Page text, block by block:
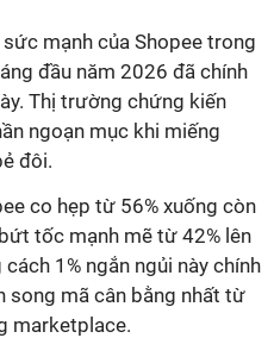
mạnh của Shopee trong
đầu năm 2026 đã chính
Thị trường chứng kiến
ngoạn mục khi miếng
đôi.
co hẹp từ 56% xuống còn
tốc mạnh mẽ từ 42% lên
1% ngắn ngủi này chính
song mã cân bằng nhất từ
marketplace.